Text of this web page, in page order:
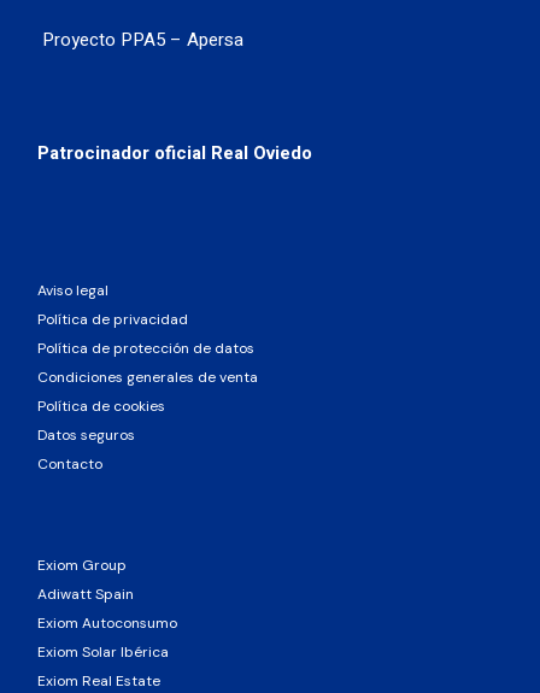
Proyecto PPA5 – Apersa
Patrocinador oficial Real Oviedo
Aviso legal
Política de privacidad
Política de protección de datos
Condiciones generales de venta
Política de cookies
Datos seguros
Contacto
Exiom Group
Adiwatt Spain
Exiom Autoconsumo
Exiom Solar Ibérica
Exiom Real Estate